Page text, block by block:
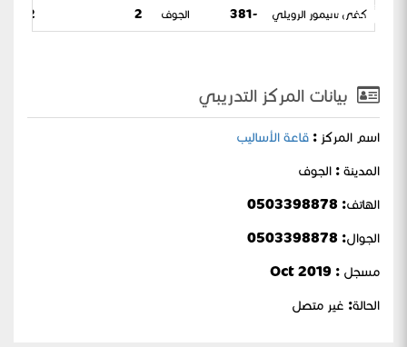
التأسيس
كفى سيمور الرويلي -381 الجوف 2
07-1443
بيانات المركز التدريبي
اسم المركز : قاعة الأساليب
المدينة : الجوف
الهاتف: 0503398878
الجوال:
مسجل : Oct 2019
الحالة: غير متصل